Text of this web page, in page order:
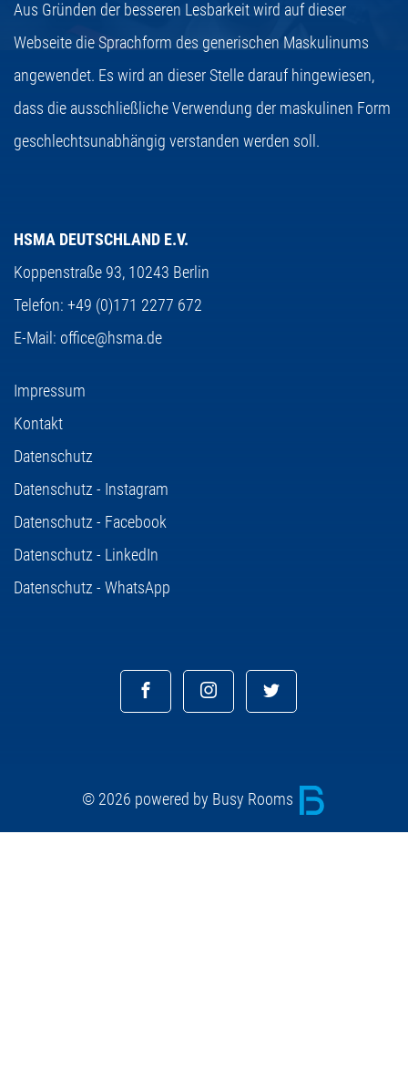
Aus Gründen der besseren Lesbarkeit wird auf dieser
Webseite die Sprachform des generischen Maskulinums
angewendet. Es wird an dieser Stelle darauf hingewiesen,
dass die ausschließliche Verwendung der maskulinen Form
geschlechtsunabhängig verstanden werden soll.
HSMA DEUTSCHLAND E.V.
Koppenstraße 93, 10243 Berlin
Telefon: +49 (0)171 2277 672
E-Mail: office@hsma.de
Impressum
Kontakt
Datenschutz
Datenschutz - Instagram
Datenschutz - Facebook
Datenschutz - LinkedIn
Datenschutz - WhatsApp
© 2026 powered by Busy Rooms